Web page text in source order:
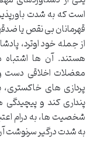
است که به شدت
قهرمانان بی نقص یا
از جمله خود اوترد،
هستند. آن ها
معضلات اخلاقی دست
پردازی های
پنداری کند و
شخصیت ها، به درام
به شدت درگیر سرنوشت